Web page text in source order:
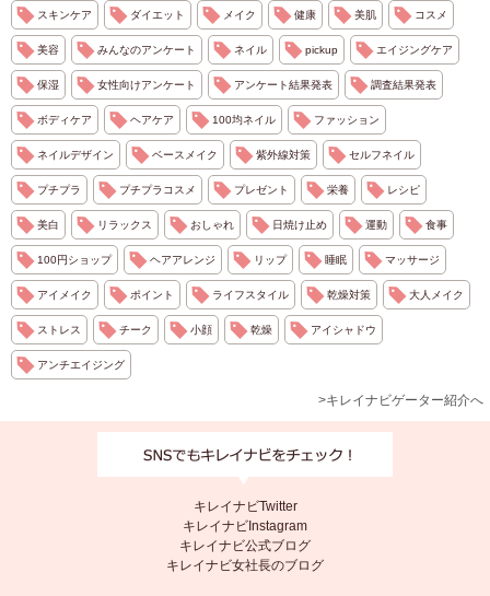
スキンケア ダイエット メイク 健康 美肌 コスメ
美容 みんなのアンケート ネイル pickup エイジングケア
保湿 女性向けアンケート アンケート結果発表 調査結果発表
ボディケア ヘアケア 100均ネイル ファッション
ネイルデザイン ベースメイク 紫外線対策 セルフネイル
プチプラ プチプラコスメ プレゼント 栄養 レシピ
美白 リラックス おしゃれ 日焼け止め 運動 食事
100円ショップ ヘアアレンジ リップ 睡眠 マッサージ
アイメイク ポイント ライフスタイル 乾燥対策 大人メイク
ストレス チーク 小顔 乾燥 アイシャドウ
アンチエイジング
>キレイナビゲーター紹介へ
キレイナビTwitter
キレイナビInstagram
キレイナビ公式ブログ
キレイナビ女社長のブログ